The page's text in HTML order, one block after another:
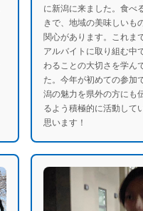
に新潟に来ました。食べ
きで、地域の美味しいも
関心があります。これま
アルバイトに取り組む中
わることの大切さを学ん
た。今年が初めての参加
潟の魅力を県外の方にも
るよう積極的に活動して
思います！